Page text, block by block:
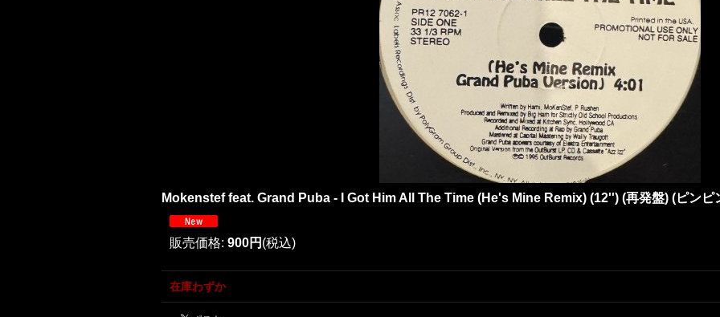
Mokenstef feat. Grand Puba - I Got Him All The Time (He's Mine Remix) (12'') (再発盤) (ピンピ
販売価格: 900円 (税込)
在庫わずか